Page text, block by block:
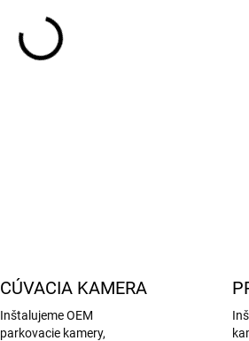
DETAILNÉ INFORMÁCIE
CÚVACIA KAMERA
Inštalujeme OEM
parkovacie kamery,